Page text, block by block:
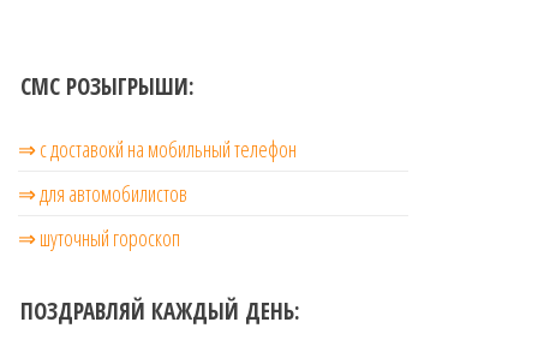
СМС РОЗЫГРЫШИ:
⇒ с доставокй на мобильный телефон
⇒ для автомобилистов
⇒ шуточный гороскоп
ПОЗДРАВЛЯЙ КАЖДЫЙ ДЕНЬ: